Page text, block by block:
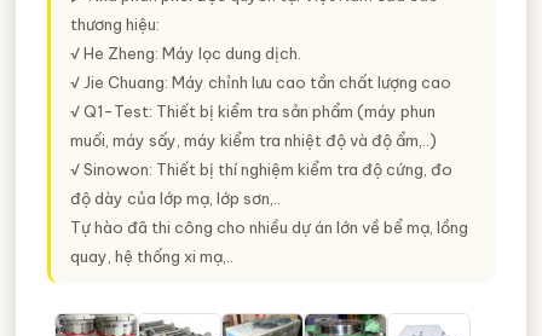
thương hiệu:
√ He Zheng: Máy lọc dung dịch.
√ Jie Chuang: Máy chỉnh lưu cao tần chất lượng cao
√ Q1-Test: Thiết bị kiểm tra sản phẩm (máy phun
muối, máy sấy, máy kiểm tra nhiệt độ và độ ẩm,..)
√ Sinowon: Thiết bị thí nghiệm kiểm tra độ cứng, đo
độ dày của lớp mạ, lớp sơn,..
Tự hào đã thi công cho nhiều dự án lớn về bể mạ, lồng
quay, hệ thống xi mạ,..